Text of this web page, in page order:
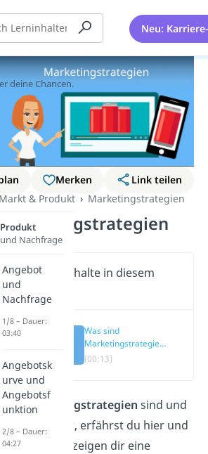
Neu:
Merken
Link teilen
Markt & Produkt
Marketingstrategien
Marketingstrategien
Wichtige Inhalte in diesem
Video
Was sind
Marketingstrategien
— einfach erklärt
(00:13)
WasMarketingstrategien sind und
welche es gibt, erfährst du hier und
imVideo!
Wir zeigen dir eine
sich!
deine Chancen.
Nachfrage
Angebot
und
Nachfrage
1/8 – Dauer:
03:40
Angebotsk
urve und
Angebotsf
unktion
2/8 – Dauer:
04:27